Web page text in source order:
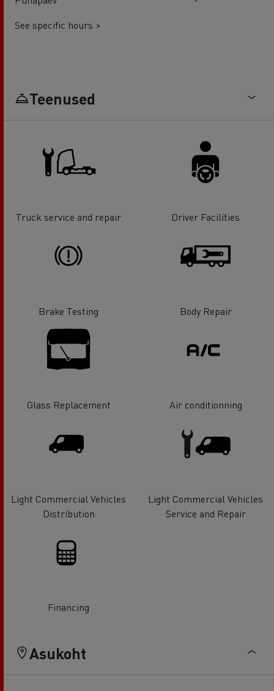
See specific hours >
Teenused
Truck service and repair Driver Facilities
Brake Testing Body Repair
Glass Replacement Air conditionning
Light Commercial Vehicles
Distribution
Light Commercial Vehicles
Service and Repair
Financing
Asukoht